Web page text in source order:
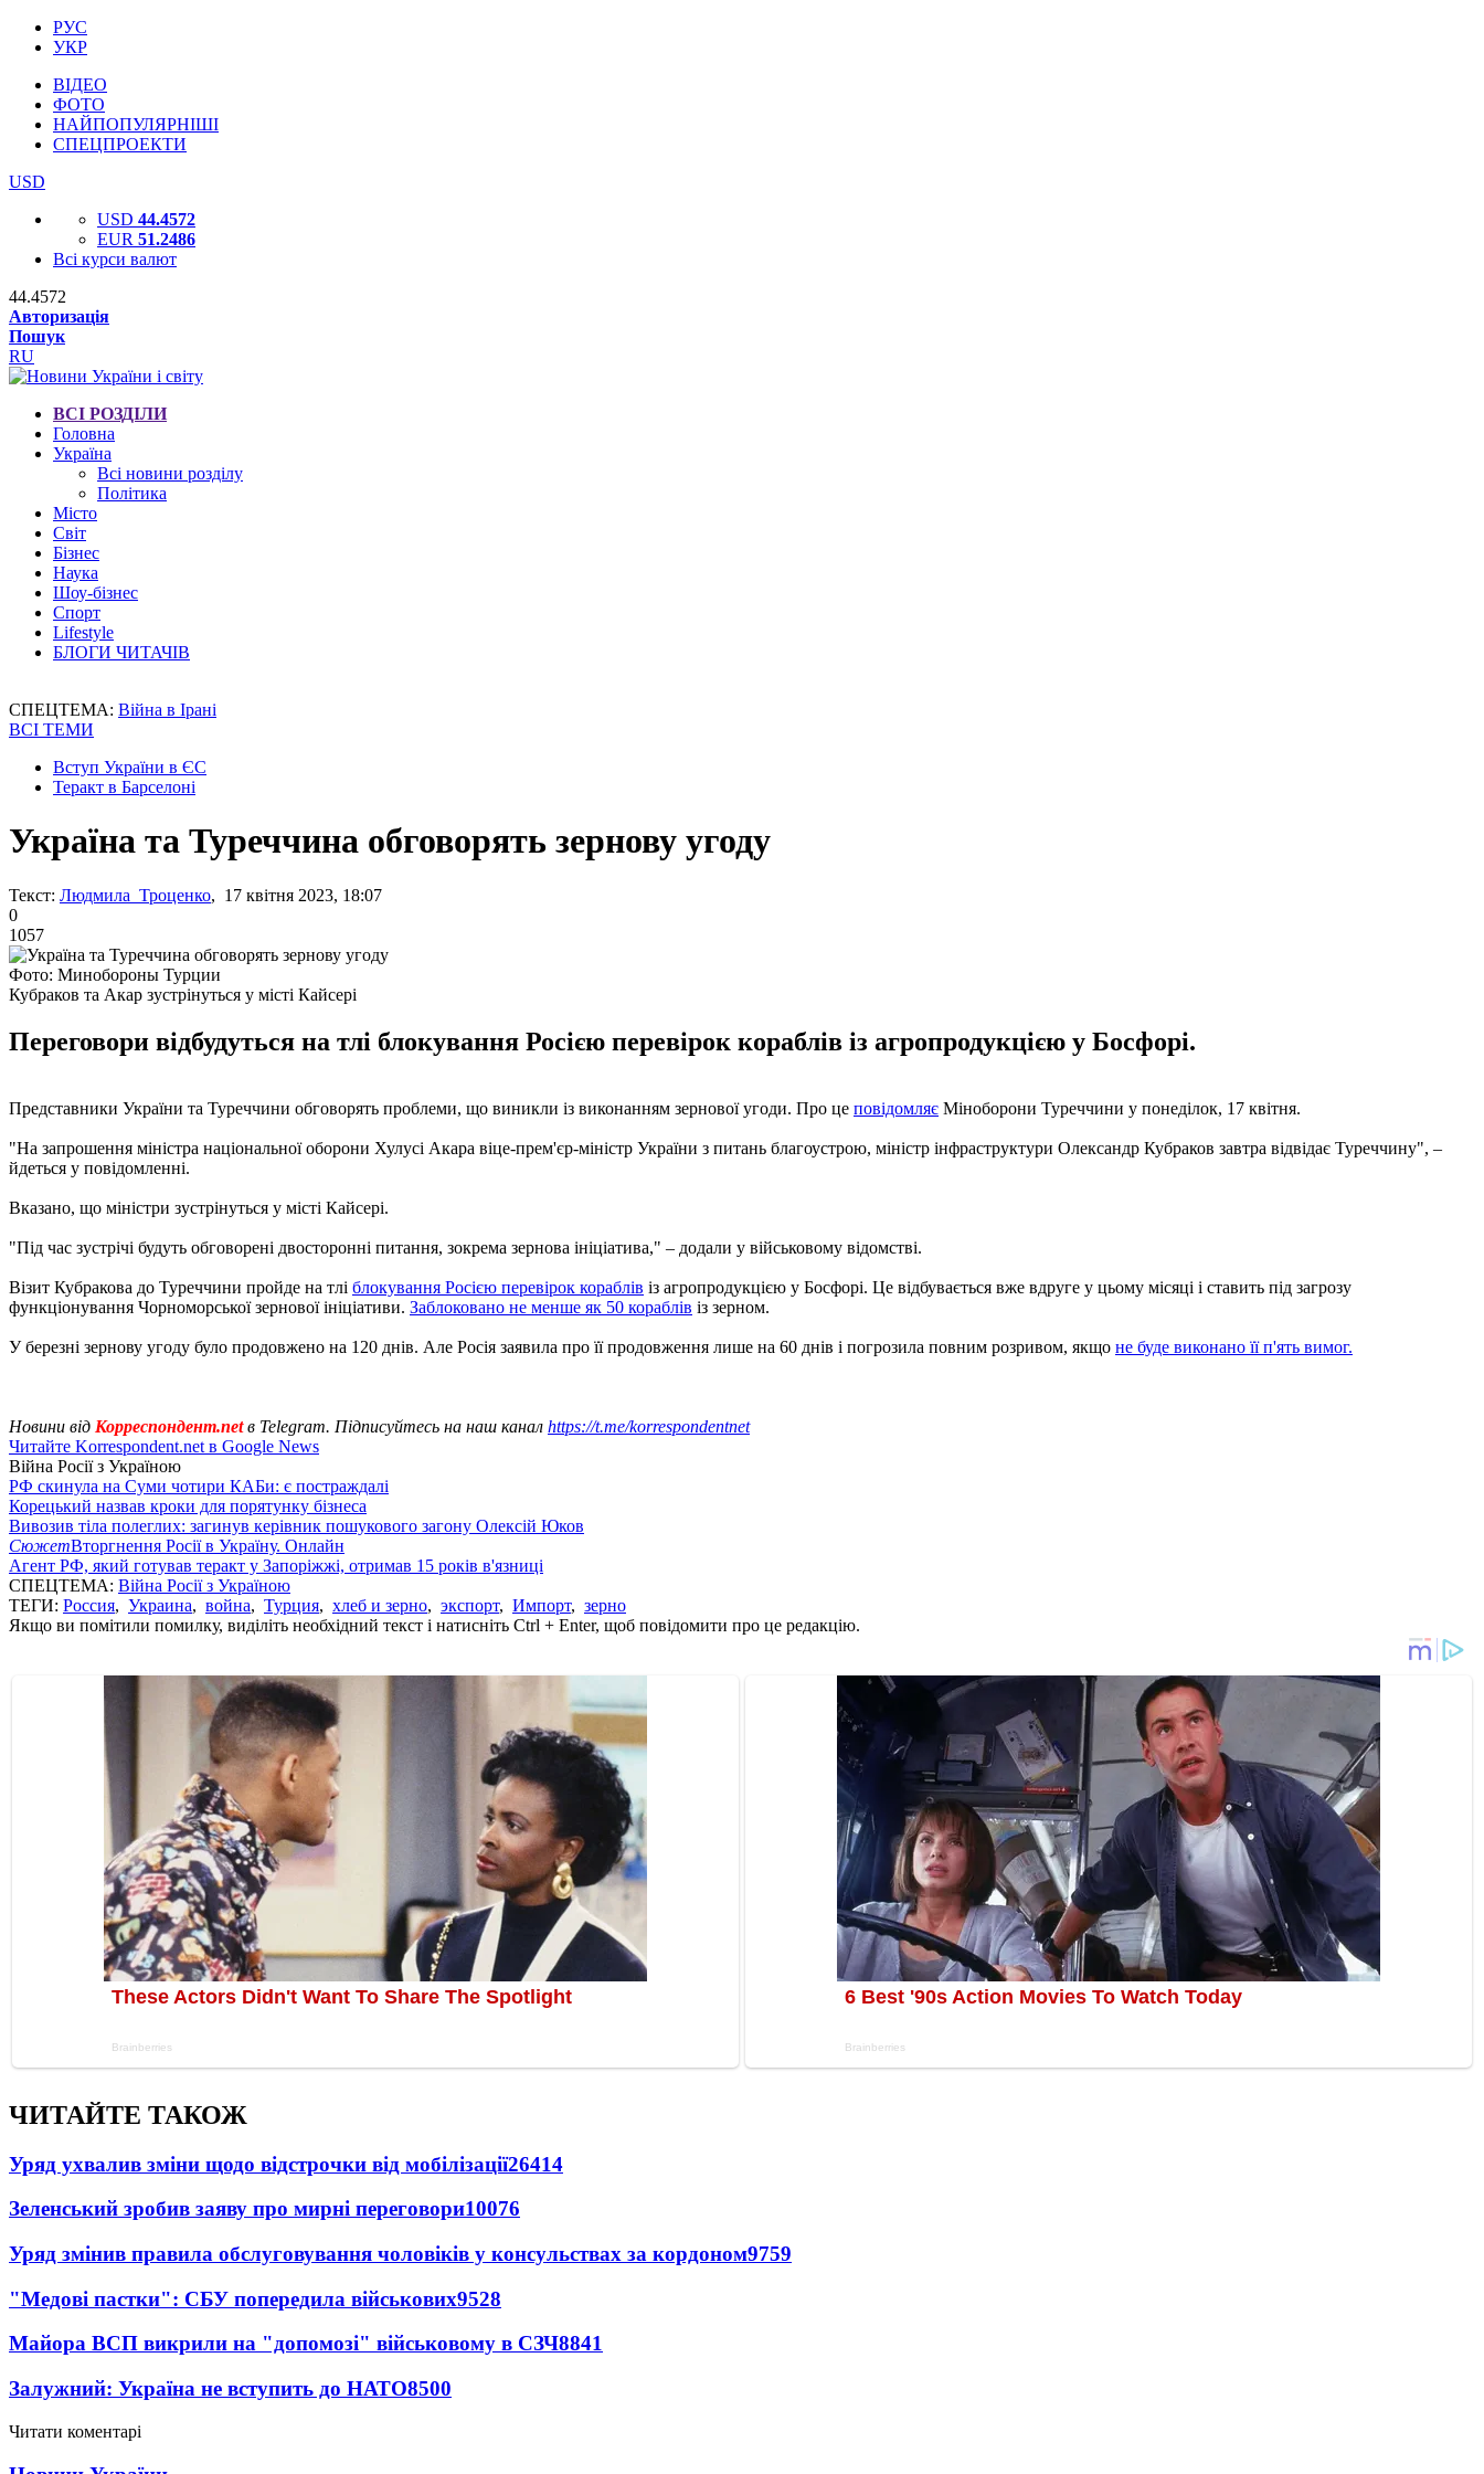
РУС
УКР
ВІДЕО
ФОТО
НАЙПОПУЛЯРНІШІ
СПЕЦПРОЕКТИ
USD
USD 44.4572
EUR 51.2486
Всі курси валют
44.4572
Авторизація
Пошук
RU
ВСІ РОЗДІЛИ
Головна
Україна
Всі новини розділу
Політика
Місто
Світ
Бізнес
Наука
Шоу-бізнес
Спорт
Lifestyle
БЛОГИ ЧИТАЧІВ
СПЕЦТЕМА: Війна в Ірані
ВСІ ТЕМИ
Вступ України в ЄС
Теракт в Барселоні
Україна та Туреччина обговорять зернову угоду
Текст: Людмила Троценко, 17 квітня 2023, 18:07
0
1057
Фото: Минобороны Турции
Кубраков та Акар зустрінуться у місті Кайсері
Переговори відбудуться на тлі блокування Росією перевірок кораблів із агропродукцією у Босфорі.
Представники України та Туреччини обговорять проблеми, що виникли із виконанням зернової угоди. Про це повідомляє Міноборони Туреччини у понеділок, 17 квітня.
"На запрошення міністра національної оборони Хулусі Акара віце-прем'єр-міністр України з питань благоустрою, міністр інфраструктури Олександр Кубраков завтра відвідає Туреччину", –
йдеться у повідомленні.
Вказано, що міністри зустрінуться у місті Кайсері.
"Під час зустрічі будуть обговорені двосторонні питання, зокрема зернова ініціатива," – додали у військовому відомстві.
Візит Кубракова до Туреччини пройде на тлі блокування Росією перевірок кораблів із агропродукцією у Босфорі. Це відбувається вже вдруге у цьому місяці і ставить під загрозу
функціонування Чорноморської зернової ініціативи. Заблоковано не менше як 50 кораблів із зерном.
У березні зернову угоду було продовжено на 120 днів. Але Росія заявила про її продовження лише на 60 днів і погрозила повним розривом, якщо не буде виконано її п'ять вимог.
Новини від Корреспондент.netв Telegram. Підписуйтесь на наш канал https://t.me/korrespondentnet
Читайте Korrespondent.net в Google News
Війна Росії з Україною
РФ скинула на Суми чотири КАБи: є постраждалі
Корецький назвав кроки для порятунку бізнеса
Вивозив тіла полеглих: загинув керівник пошукового загону Олексій Юков
СюжетВторгнення Росії в Україну. Онлайн
Агент РФ, який готував теракт у Запоріжжі, отримав 15 років в'язниці
СПЕЦТЕМА: Війна Росії з Україною
ТЕГИ: Россия, Украина, война, Турция, хлеб и зерно, экспорт, Импорт, зерно
Якщо ви помітили помилку, виділіть необхідний текст і натисніть Ctrl + Enter, щоб повідомити про це редакцію.
ЧИТАЙТЕ ТАКОЖ
Уряд ухвалив зміни щодо відстрочки від мобілізації26414
Зеленський зробив заяву про мирні переговори10076
Уряд змінив правила обслуговування чоловіків у консульствах за кордоном9759
"Медові пастки": СБУ попередила військових9528
Майора ВСП викрили на "допомозі" військовому в СЗЧ8841
Залужний: Україна не вступить до НАТО8500
Читати коментарі